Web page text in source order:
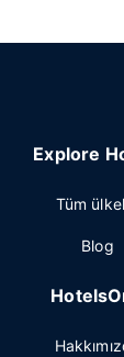
Explore
Tüm
Blog